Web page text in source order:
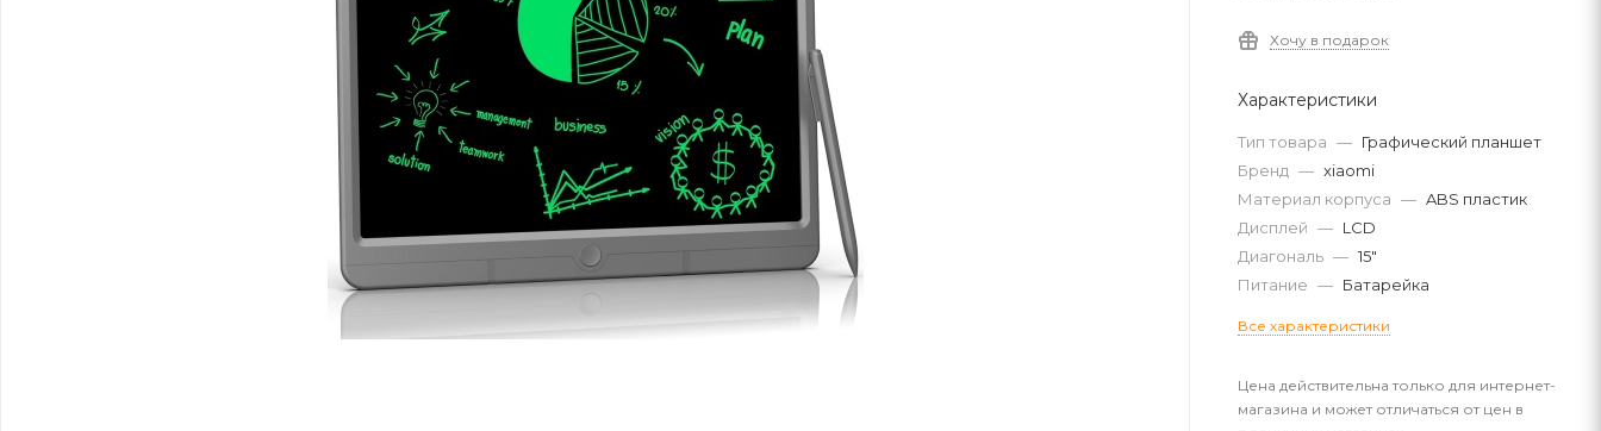
Хочу в подарок
Характеристики
Тип товара — Графический планшет
Бренд — xiaomi
Материал корпуса — ABS пластик
Дисплей — LCD
Диагональ — 15"
Питание — Батарейка
Все характеристики
Цена действительна только для интернет-
магазина и может отличаться от цен в